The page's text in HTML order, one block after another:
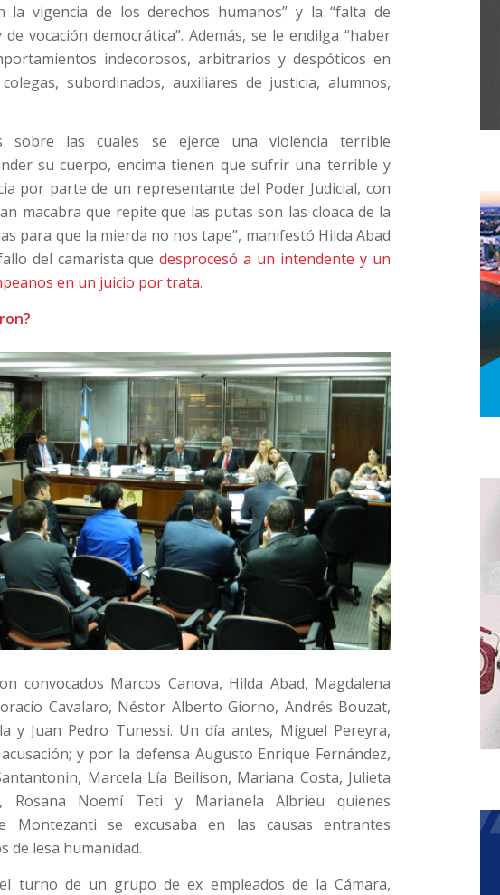
la vigencia de los derechos humanos” y la “falta de
vocación democrática”. Además, se le endilga “haber
indecorosos, arbitrarios y despóticos en
subordinados, auxiliares de justicia, alumnos,
sobre las cuales se ejerce una violencia terrible
su cuerpo, encima tienen que sufrir una terrible y
por parte de un representante del Poder Judicial, con
macabra que repite que las putas son las cloaca de la
para que la mierda no nos tape”, manifestó Hilda Abad
del camarista quedesprocesó a un intendente y un
en un juicio por trata.
convocados Marcos Canova, Hilda Abad, Magdalena
Cavalaro, Néstor Alberto Giorno, Andrés Bouzat,
y Juan Pedro Tunessi. Un día antes, Miguel Pereyra,
y por la defensa Augusto Enrique Fernández,
Marcela Lía Beilison, Mariana Costa, Julieta
Rosana Noemí Teti y Marianela Albrieu quienes
Montezanti se excusaba en las causas entrantes
de lesa humanidad.
turno de un grupo de ex empleados de la Cámara,